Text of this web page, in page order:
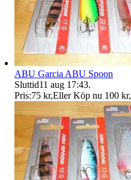
ABU Garcia ABU Spoon
Sluttid11 aug 17:43.
Pris:75 kr,Eller Köp nu 100 kr,